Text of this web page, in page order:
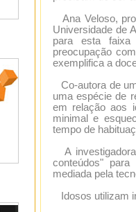
Ana Veloso,
Universidade de
para esta faixa
preocupação
exemplifica a
Co-autora de
uma espécie de
em relação aos
minimal e
tempo de
A
conteúdos"
mediada pela
Idosos utilizam